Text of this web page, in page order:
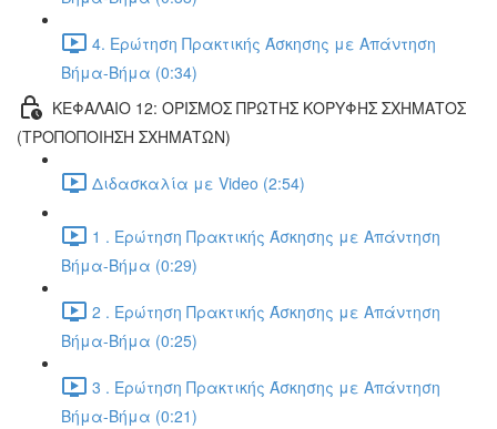
4. Ερώτηση Πρακτικής Άσκησης με Απάντηση
Βήμα-Βήμα (0:34)
ΚΕΦΑΛΑΙΟ 12: ΟΡΙΣΜΟΣ ΠΡΩΤΗΣ ΚΟΡΥΦΗΣ ΣΧΗΜΑΤΟΣ
(ΤΡΟΠΟΠΟΙΗΣΗ ΣΧΗΜΑΤΩΝ)
Διδασκαλία με Video (2:54)
1 . Ερώτηση Πρακτικής Άσκησης με Απάντηση
Βήμα-Βήμα (0:29)
2 . Ερώτηση Πρακτικής Άσκησης με Απάντηση
Βήμα-Βήμα (0:25)
3 . Ερώτηση Πρακτικής Άσκησης με Απάντηση
Βήμα-Βήμα (0:21)